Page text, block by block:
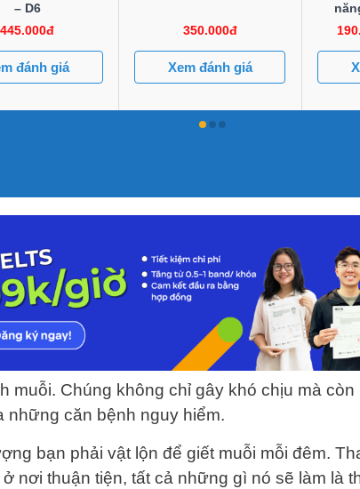
– D6
445.000đ
đánh giá
350.000đ
Xem đánh giá
muỗi. Chúng không chỉ gây khó chịu mà còn
những căn bệnh nguy hiểm.
bạn phải vật lộn để giết muỗi mỗi đêm.
nơi thuận tiện, tất cả những gì nó sẽ làm là